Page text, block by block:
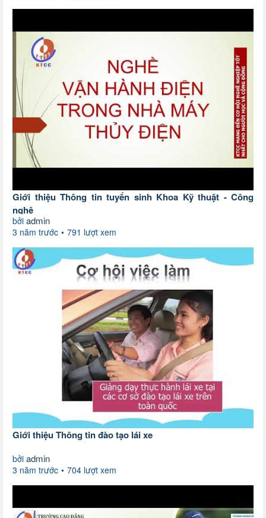
Giới thiệu Thông tin tuyển sinh Khoa Kỹ thuật - Công
nghệ
bởi admin
3 năm trước 791 lượt xem
Giới thiệu Thông tin đào tạo lái xe
bởi admin
3 năm trước 704 lượt xem